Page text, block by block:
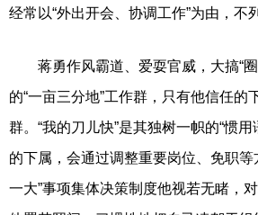
经常以“外出开会、协调工作”为由，不
蒋勇作风霸道、爱耍官威，大搞“圈
的“一亩三分地”工作群，只有他信任的
群。“我的刀儿快”是其独树一帜的“惯
的下属，会通过调整重要岗位、免职等
一大”事项集体决策制度他视若无睹，